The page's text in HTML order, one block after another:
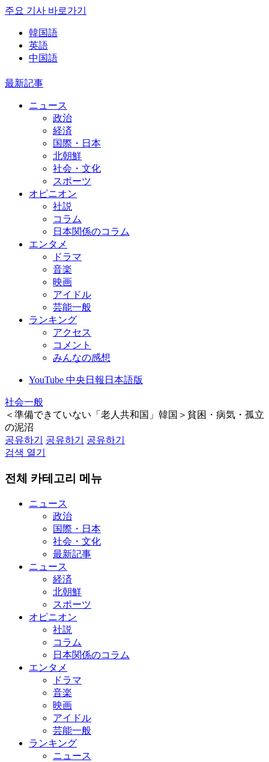
주요 기사 바로가기
韓国語
英語
中国語
最新記事
ニュース
政治
経済
国際・日本
北朝鮮
社会・文化
スポーツ
オピニオン
社説
コラム
日本関係のコラム
エンタメ
ドラマ
音楽
映画
アイドル
芸能一般
ランキング
アクセス
コメント
みんなの感想
YouTube 中央日報日本語版
社会一般
＜準備できていない「老人共和国」韓国＞貧困・病気・孤立
の泥沼
공유하기
공유하기
공유하기
검색 열기
전체 카테고리 메뉴
ニュース
政治
国際・日本
社会・文化
最新記事
ニュース
経済
北朝鮮
スポーツ
オピニオン
社説
コラム
日本関係のコラム
エンタメ
ドラマ
音楽
映画
アイドル
芸能一般
ランキング
ニュース